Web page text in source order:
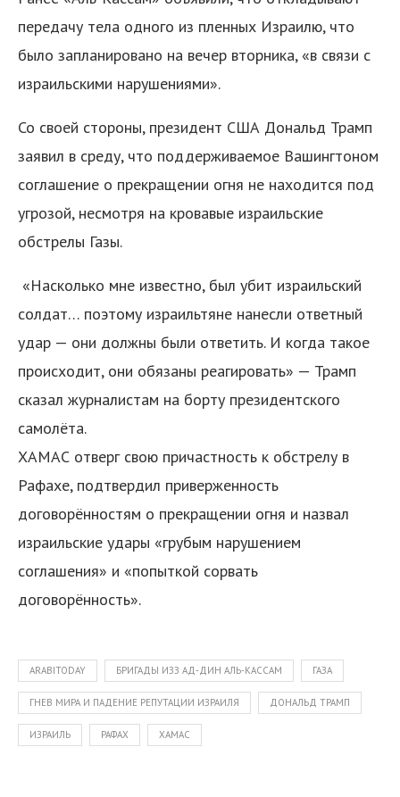
передачу тела одного из пленных Израилю, что
было запланировано на вечер вторника, «в связи с
израильскими нарушениями».
Со своей стороны, президент США Дональд Трамп
заявил в среду, что поддерживаемое Вашингтоном
соглашение о прекращении огня не находится под
угрозой, несмотря на кровавые израильские
обстрелы Газы.
«Насколько мне известно, был убит израильский
солдат… поэтому израильтяне нанесли ответный
удар — они должны были ответить. И когда такое
происходит, они обязаны реагировать» — Трамп
сказал журналистам на борту президентского
самолёта.
ХАМАС отверг свою причастность к обстрелу в
Рафахе, подтвердил приверженность
договорённостям о прекращении огня и назвал
израильские удары «грубым нарушением
соглашения» и «попыткой сорвать
договорённость».
ARABITODAY БРИГАДЫ ИЗЗ АД-ДИН АЛЬ-КАССАМ ГАЗА
ГНЕВ МИРА И ПАДЕНИЕ РЕПУТАЦИИ ИЗРАИЛЯ ДОНАЛЬД ТРАМП
ИЗРАИЛЬ РАФАХ ХАМАС